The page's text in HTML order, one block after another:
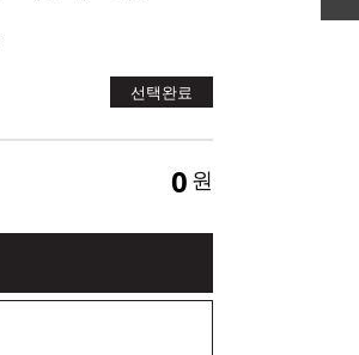
선택완료
0 원